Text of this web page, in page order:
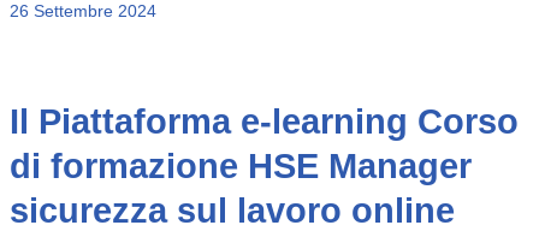
26 Settembre 2024
Il Piattaforma e-learning Corso
di formazione HSE Manager
sicurezza sul lavoro online